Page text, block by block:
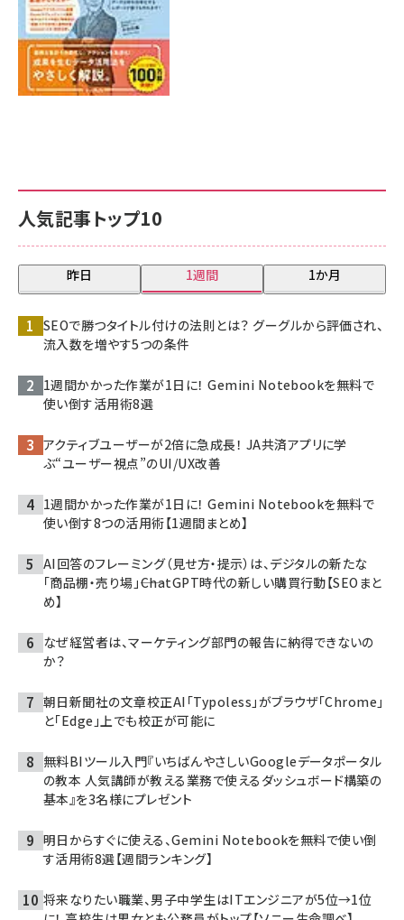
人気記事トップ10
昨日 1週間 1か月
SEOで勝つタイトル付けの法則とは？ グーグルから評価され、
流入数を増やす5つの条件
1週間かかった作業が1日に！ Gemini Notebookを無料で
使い倒す活用術8選
アクティブユーザーが2倍に急成長！ JA共済アプリに学
ぶ“ユーザー視点”のUI/UX改善
1週間かかった作業が1日に！ Gemini Notebookを無料で
使い倒す8つの活用術【1週間まとめ】
AI回答のフレーミング（見せ方・提示）は、デジタルの新たな
「商品棚・売り場」――ChatGPT時代の新しい購買行動【SEOまと
め】
なぜ経営者は、マーケティング部門の報告に納得できないの
か？
朝日新聞社の文章校正AI「Typoless」がブラウザ「Chrome」
と「Edge」上でも校正が可能に
無料BIツール入門『いちばんやさしいGoogleデータポータル
の教本 人気講師が教える業務で使えるダッシュボード構築の
基本』を3名様にプレゼント
明日からすぐに使える、Gemini Notebookを無料で使い倒
す活用術8選【週間ランキング】
将来なりたい職業、男子中学生はITエンジニアが5位→1位